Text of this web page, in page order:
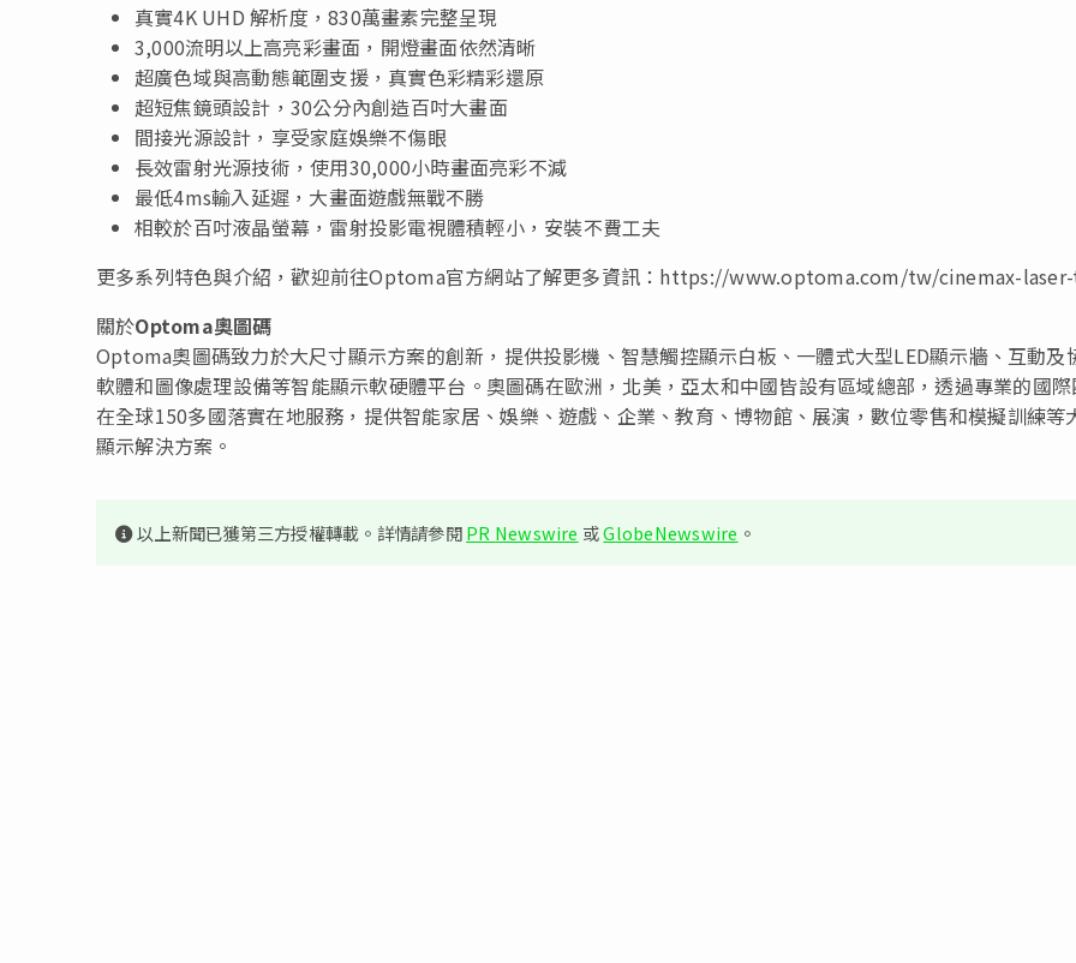
真實4K UHD 解析度，830萬畫素完整呈現
3,000流明以上高亮彩畫面，開燈畫面依然清晰
超廣色域與高動態範圍支援，真實色彩精彩還原
超短焦鏡頭設計，30公分內創造百吋大畫面
間接光源設計，享受家庭娛樂不傷眼
長效雷射光源技術，使用30,000小時畫面亮彩不減
最低4ms輸入延遲，大畫面遊戲無戰不勝
相較於百吋液晶螢幕，雷射投影電視體積輕小，安裝不費工夫
更多系列特色與介紹，歡迎前往Optoma官方網站了解更多資訊：https://www.optoma.com/tw/cinemax-
關於Optoma奧圖碼
Optoma奧圖碼致力於大尺寸顯示方案的創新，提供投影機、智慧觸控顯示白板、一體式大型LED顯示牆、互動及
軟體和圖像處理設備等智能顯示軟硬體平台。奧圖碼在歐洲，北美，亞太和中國皆設有區域總部，透過專業的國
在全球150多國落實在地服務，提供智能家居、娛樂、遊戲、企業、教育、博物館、展演，數位零售和模擬訓練等
顯示解決方案。
以上新聞已獲第三方授權轉載。詳情請參閱PR Newswire 或GlobeNewswire 。